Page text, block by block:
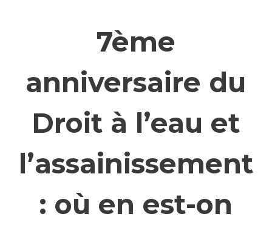
7ème
anniversaire du
Droit à l’eau et
l’assainissement
: où en est-on